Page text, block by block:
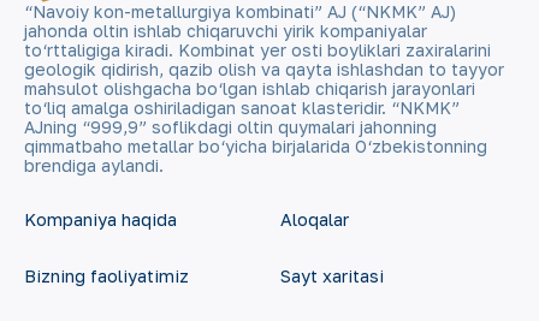
“Navoiy kon-metallurgiya kombinati” AJ (“NKMK” AJ)
jahonda oltin ishlab chiqaruvchi yirik kompaniyalar
to‘rttaligiga kiradi. Kombinat yer osti boyliklari zaxiralarini
geologik qidirish, qazib olish va qayta ishlashdan to tayyor
mahsulot olishgacha bo‘lgan ishlab chiqarish jarayonlari
to‘liq amalga oshiriladigan sanoat klasteridir. “NKMK”
AJning “999,9” soflikdagi oltin quymalari jahonning
qimmatbaho metallar bo‘yicha birjalarida O‘zbekistonning
brendiga aylandi.
Kompaniya haqida
Bizning faoliyatimiz
Aloqalar
Sayt xaritasi